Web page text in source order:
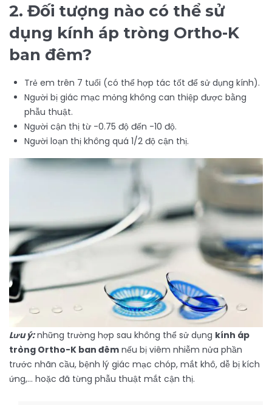
2. Đối tượng nào có thể sử
dụng kính áp tròng Ortho-K
ban đêm?
Trẻ em trên 7 tuổi (có thể hợp tác tốt để sử dụng kính).
Người bị giác mạc mỏng không can thiệp được bằng
phẫu thuật.
Người cận thị từ -0.75 độ đến -10 độ.
Người loạn thị không quá 1/2 độ cận thị.
Lưu ý:những trường hợp sau không thể sử dụng kính áp
tròng Ortho-K ban đêm nếu bị viêm nhiễm nửa phần
trước nhãn cầu, bệnh lý giác mạc chóp, mắt khô, dễ bị kích
ứng,… hoặc đã từng phẫu thuật mắt cận thị.